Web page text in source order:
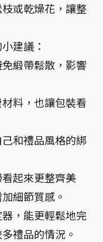
或乾燥花，讓整
建議：
免緞帶鬆散，影響
材料，也讓包裝看
己和禮品風格的綁
看起來更整齊美
細節質感。
器，能更輕鬆地完
禮品的情況。